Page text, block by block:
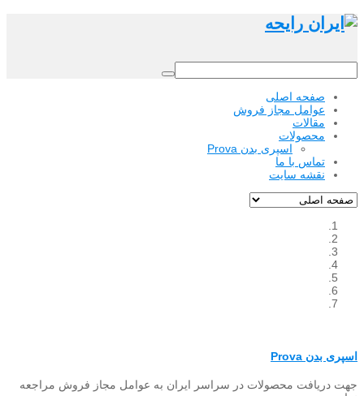
صفحه اصلی
عوامل مجاز فروش
مقالات
محصولات
اسپری بدن Prova
تماس با ما
نقشه سایت
اسپری بدن Prova
جهت دریافت محصولات در سراسر ایران به عوامل مجاز فروش مراجعه